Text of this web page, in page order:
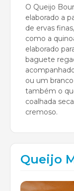
O Queijo
elaborado a
de ervas
como a
elaborado
baguete
ou um
também o
coalhada
cremoso.
Queijo